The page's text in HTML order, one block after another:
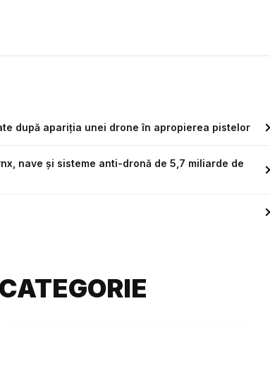
după apariția unei drone în apropierea pistelor
nave și sisteme anti-dronă de 5,7 miliarde de